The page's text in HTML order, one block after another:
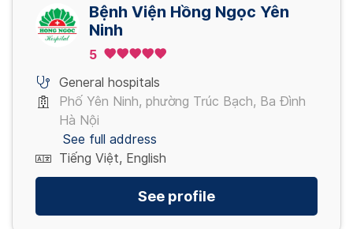
Nội soi tiêu hóa NBI mê (đã bao gồm thụt
tháo)
5,280,000 VND/ Gói
Bệnh Viện Hồng Ngọc Yên
Ninh
5
General hospitals
Phố Yên Ninh, phường Trúc Bạch, Ba Đình
Hà Nội
See full address
Tiếng Việt, English
See profile